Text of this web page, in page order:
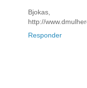
Bjokas,
http://
Responder